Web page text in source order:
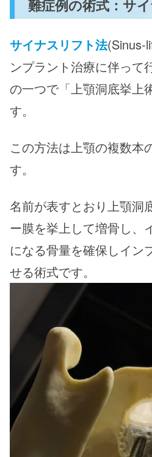
難症例の術式：サ
サイナスリフト法(Sinus-
ンプラント治療に伴って
の一つで「上顎洞底挙上
す。
この方法は上顎の複数本
す。
名前が表すとおり上顎洞
ー膜を挙上して増骨し、
になる骨量を確保しイン
せる術式です。